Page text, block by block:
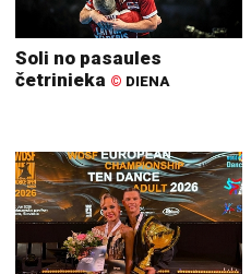
Soli no pasaules
četrinieka © DIENA